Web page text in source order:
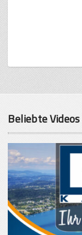
Beliebte Videos